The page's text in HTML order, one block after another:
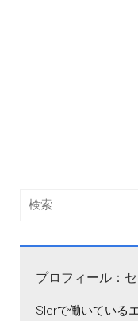
プロフィール：セ
SIerで働いている